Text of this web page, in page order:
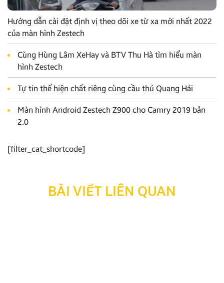
Hướng dẫn cài đặt định vị theo dõi xe từ xa mới nhất 2022
của màn hình Zestech
Cùng Hùng Lâm XeHay và BTV Thu Hà tìm hiểu màn
hình Zestech
Tự tin thể hiện chất riêng cùng cầu thủ Quang Hải
Màn hình Android Zestech Z900 cho Camry 2019 bản
2.0
[filter_cat_shortcode]
BÀI VIẾT LIÊN QUAN